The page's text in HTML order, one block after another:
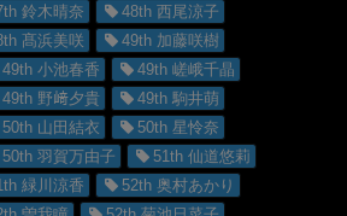
鈴木晴奈
48th 西尾涼子
髙浜美咲
49th 加藤咲樹
49th 小池春香
49th 嵯峨千晶
49th 野﨑夕貴
49th 駒井萌
50th 山田結衣
50th 星怜奈
50th 羽賀万由子
51th 仙道悠莉
緑川涼香
52th 奥村あかり